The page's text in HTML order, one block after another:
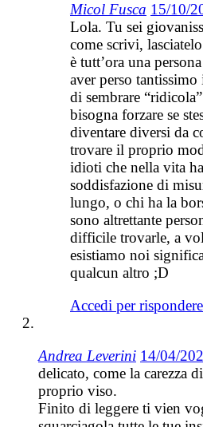
Micol Fusca 15/10/
Lola. Tu sei
come scrivi,
è tutt’ora una
aver perso
di sembrare
bisogna forzare se
diventare diversi da
trovare il proprio
idioti che nella vita
soddisfazione di
lungo, o chi ha la
sono altrettante
difficile trovarle, a
esistiamo noi
qualcun altro ;D
Accedi per rispondere
Andrea Leverini 14/04/
delicato, come la carezza
proprio viso.
Finito di leggere ti vien